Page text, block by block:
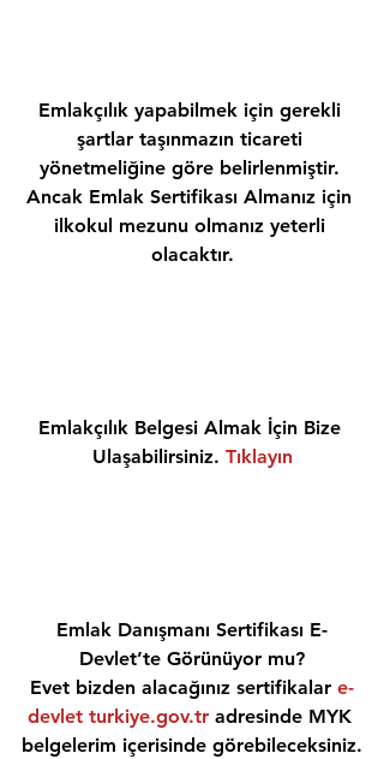
Emlakçılık yapabilmek için gerekli
şartlar taşınmazın ticareti
yönetmeliğine göre belirlenmiştir.
Ancak Emlak Sertifikası Almanız için
ilkokul mezunu olmanız yeterli
olacaktır.
Emlakçılık Belgesi Almak İçin Bize
Ulaşabilirsiniz. Tıklayın
Emlak Danışmanı Sertifikası E-
Devlet’te Görünüyor mu?
Evet bizden alacağınız sertifikalar e-
devlet turkiye.gov.tr adresinde MYK
belgelerim içerisinde görebileceksiniz.